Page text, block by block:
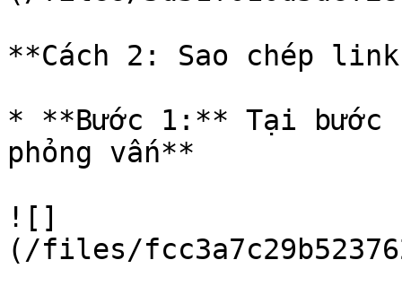
**Cách 2: Sao chép
* **Bước 1:** Tại bước
phỏng vấn**
![]
(/files/